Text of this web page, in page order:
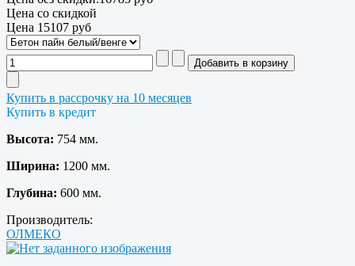
Цена со скидкой
Цена 15107 руб
Купить в рассрочку на 10 месяцев
Купить в кредит
Высота: 754 мм.
Ширина: 1200 мм.
Глубина: 600 мм.
Производитель:
ОЛМЕКО